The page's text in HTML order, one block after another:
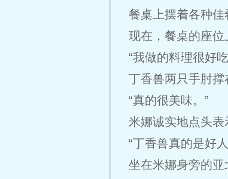
餐桌上摆着各种佳
现在，餐桌的座位
“我做的料理很好
丁香兽两只手肘撑
“真的很美味。”
米娜诚实地点头表
“丁香兽真的是好
坐在米娜身旁的亚